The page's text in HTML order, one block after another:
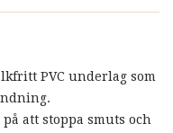
PVC underlag som
att stoppa smuts och